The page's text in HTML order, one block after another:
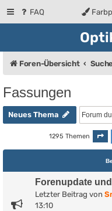
FAQ
Foren-Übersicht
Fassungen
Neues Thema
1295 Themen
Forenupdate
Letzter Beitrag von
13:10